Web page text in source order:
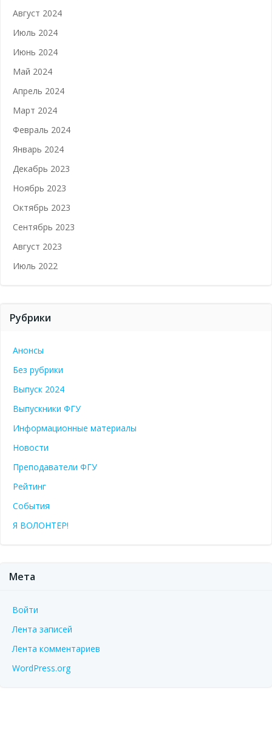
Август 2024
Июль 2024
Июнь 2024
Май 2024
Апрель 2024
Март 2024
Февраль 2024
Январь 2024
Декабрь 2023
Ноябрь 2023
Октябрь 2023
Сентябрь 2023
Август 2023
Июль 2022
Рубрики
Анонсы
Без рубрики
Выпуск 2024
Выпускники ФГУ
Информационные материалы
Новости
Преподаватели ФГУ
Рейтинг
События
Я ВОЛОНТЕР!
Мета
Войти
Лента записей
Лента комментариев
WordPress.org